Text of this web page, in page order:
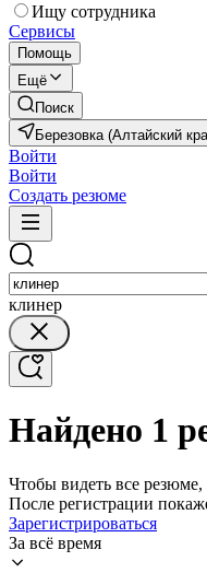
Ищу сотрудника
Сервисы
Помощь
Ещё
Поиск
Березовка (Алтайский
Войти
Войти
Создать резюме
клинер
Найдено 1
Чтобы видеть все резюме,
После регистрации
Зарегистрироваться
За всё время